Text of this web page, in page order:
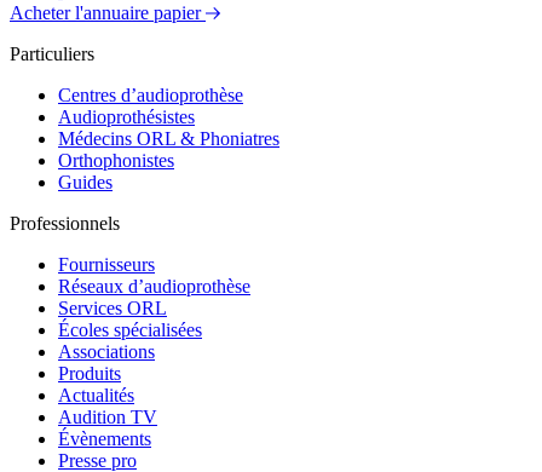
Acheter l'annuaire papier
Particuliers
Centres d’audioprothèse
Audioprothésistes
Médecins ORL & Phoniatres
Orthophonistes
Guides
Professionnels
Fournisseurs
Réseaux d’audioprothèse
Services ORL
Écoles spécialisées
Associations
Produits
Actualités
Audition TV
Évènements
Presse pro